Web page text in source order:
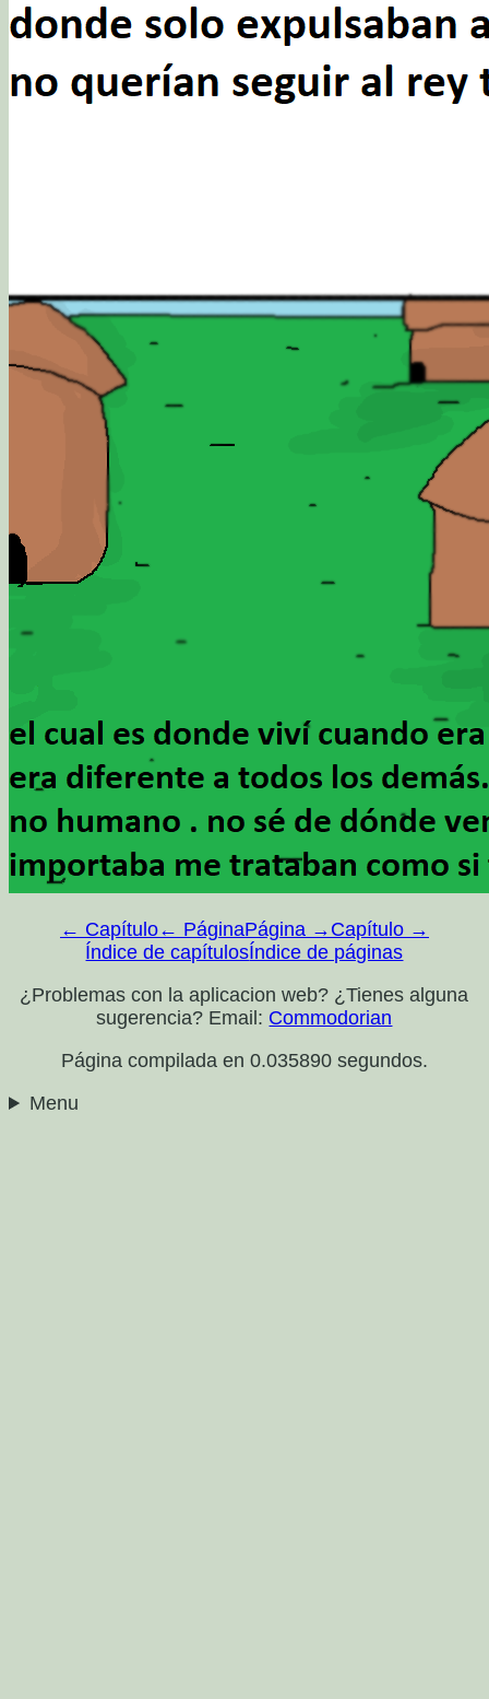
← Capítulo← PáginaPágina → Capítulo →
Índice de capítulosÍndice de páginas
¿Problemas con la aplicacion web? ¿Tienes alguna
sugerencia? Email: Commodorian
Página compilada en 0.035890 segundos.
Menu